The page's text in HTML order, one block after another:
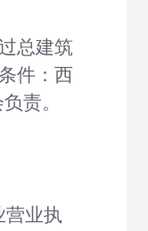
总建筑
件：西
责。
营业执